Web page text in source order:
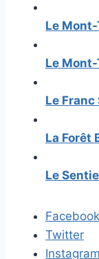
Le
Le
Le Franc
La Forêt
Le
Facebook
Twitter
Instagram